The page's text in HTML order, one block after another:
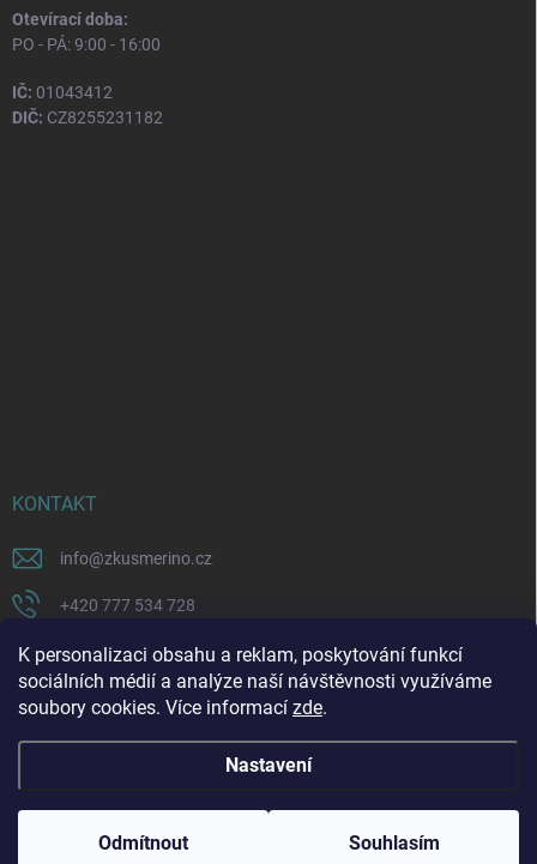
K personalizaci obsahu a reklam, poskytování funkcí
sociálních médií a analýze naší návštěvnosti využíváme
soubory cookies. Více informací zde.
Nastavení
Odmítnout Souhlasím
Otevírací doba:
PO - PÁ: 9:00 - 16:00
IČ: 01043412
DIČ: CZ8255231182
KONTAKT
info@zkusmerino.cz
+420 777 534 728
https://www.facebook.com/zkusmerino/
zkusmerino.cz
Copyright 2026ZKUSMERINO. Všechna práva vyhrazena.Upravit nastavení